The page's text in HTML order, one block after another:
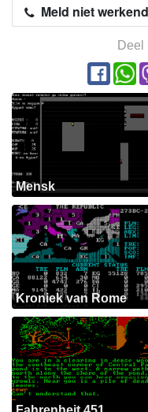
Meld niet
Deel
Mensk
Kroniek van Rome